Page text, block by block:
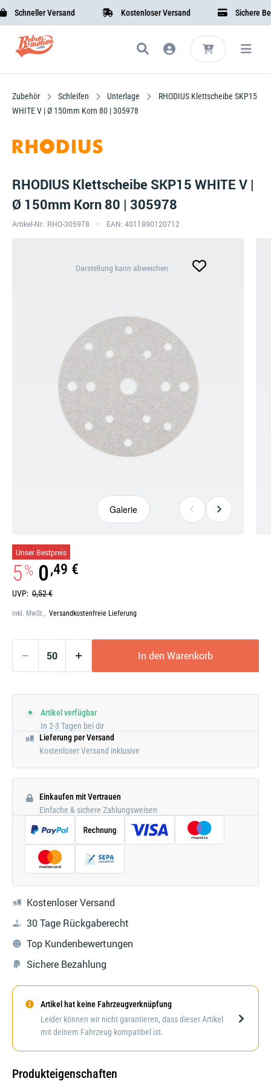
Schneller Versand Kostenloser Versand Sichere
Zubehör Schleifen Unterlage
RHODIUS Klettscheibe SKP15
WHITE V | Ø 150mm Korn 80 | 305978
RHODIUS Klettscheibe SKP15 WHITE V |
Ø 150mm Korn 80 | 305978
Artikel-Nr.: RHO-305978 EAN: 4011890120712
Galerie
öffnen
Darstellung kann abweichen
Galerie
UVP: 0,52 €
5% 0,49 €
Unser Bestpreis
inkl. MwSt., Versandkostenfreie Lieferung
In den Warenkorb
Artikel verfügbar
In 2-3 Tagen bei dir
Lieferung per Versand
Kostenloser Versand inklusive
Einkaufen mit Vertrauen
Einfache & sichere Zahlungsweisen
Kostenloser Versand
30 Tage Rückgaberecht
Top Kundenbewertungen
Sichere Bezahlung
Darstellung kann abweichen
Artikel hat keine Fahrzeugverknüpfung
Leider können wir nicht garantieren, dass dieser Artikel
mit deinem Fahrzeug kompatibel ist.
Produkteigenschaften